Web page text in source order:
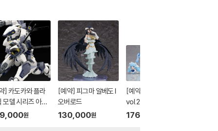
] 카도카와 플라
모델 시리즈 아바
스페셜 세트 l 풀
원
[예약] 피그마 알베도 l
오버로드
130,000원
[예약][클리어 포스터
vol.2] 블라인드박스 시
리즈 유키 미쿠 올스타
176,000